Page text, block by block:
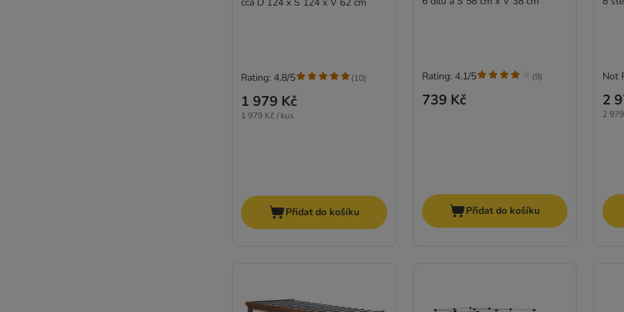
1 979 Kč
1 979 Kč / kus
Rating: 4.8/5 (10)
Přidat do košíku
739 Kč
Rating: 4.1/5 (9)
Přidat do košíku
2
2
Not